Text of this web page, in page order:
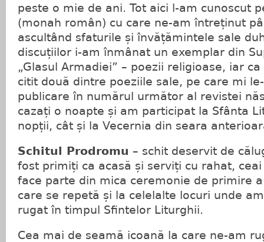
peste o mie de ani. Tot aici l-am cunoscut
(monah român) cu care ne-am întreținut
ascultând sfaturile și învățămintele sale
discuțiilor i-am înmânat un exemplar din
„Glasul Armadiei” – poezii religioase, iar
citit două dintre poeziile sale, pe care mi
publicare în numărul următor al revistei
cazați o noapte și am participat la Sfânta
nopții, cât și la Vecernia din seara
Schitul Prodromu – schit deservit de
fost primiți ca acasă și serviți cu rahat,
face parte din mica ceremonie de primire
care se repetă și la celelalte locuri unde
rugat în timpul Sfintelor Liturghii.
Cea mai de seamă icoană la care ne-am